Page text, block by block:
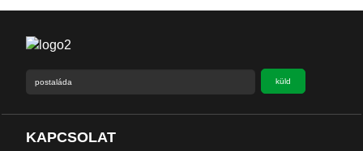
küld
KAPCSOLAT